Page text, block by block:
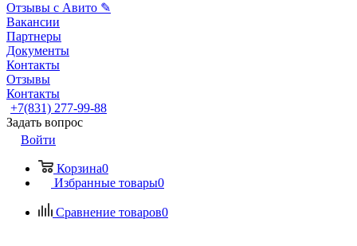
Отзывы с Авито ✎
Вакансии
Партнеры
Документы
Контакты
Отзывы
Контакты
+7(831) 277-99-88
Задать вопрос
Войти
Корзина0
Избранные товары0
Сравнение товаров0